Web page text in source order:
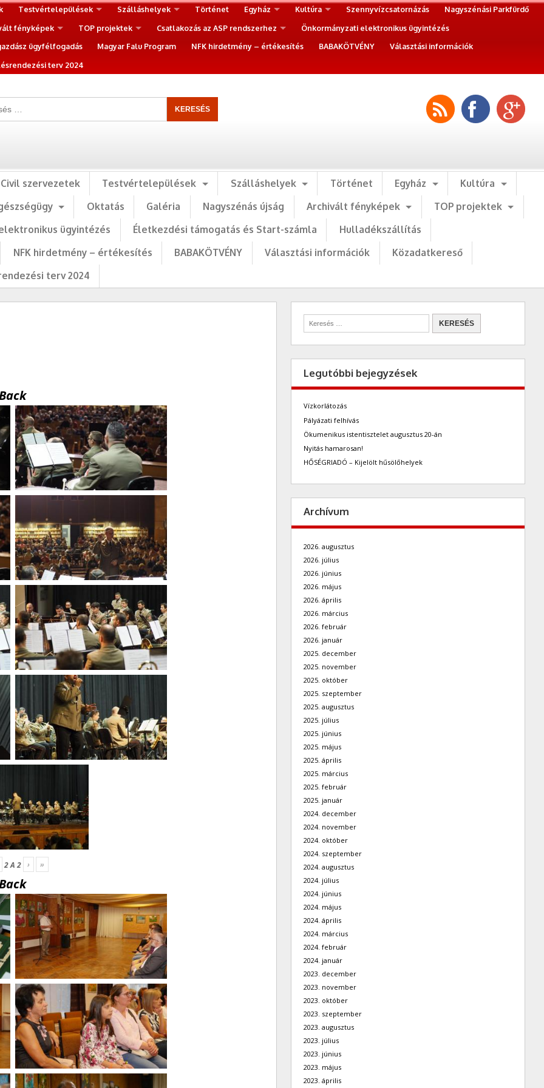
Testvértelepülések Szálláshelyek Történet Egyház Kultúra Szennyvízcsatornázás
Nagyszénási Parkfürdő
fényképek
TOP projektek Csatlakozás az ASP rendszerhez
Önkormányzati elektronikus ügyintézés
ügyfélfogadás
Magyar Falu Program NFK hirdetmény – értékesítés BABAKÖTVÉNY
Választási információk
terv 2024
Civil szervezetek Testvértelepülések Szálláshelyek Történet Egyház
Kultúra
Oktatás Galéria Nagyszénás újság Archivált fényképek
TOP projektek
ügyintézés
Életkezdési támogatás és Start-számla
Hulladékszállítás
NFK hirdetmény – értékesítés
BABAKÖTVÉNY Választási információk
Közadatkereső
terv 2024
2A2 › »
Legutóbbi bejegyzések
Vízkorlátozás
Pályázati felhívás
Ökumenikus istentisztelet augusztus 20-án
Nyitás hamarosan!
HŐSÉGRIADÓ – Kijelölt hűsölőhelyek
Archívum
2026. augusztus
2026. július
2026. június
2026. május
2026. április
2026. március
2026. február
2026. január
2025. december
2025. november
2025. október
2025. szeptember
2025. augusztus
2025. július
2025. június
2025. május
2025. április
2025. március
2025. február
2025. január
2024. december
2024. november
2024. október
2024. szeptember
2024. augusztus
2024. július
2024. június
2024. május
2024. április
2024. március
2024. február
2024. január
2023. december
2023. november
2023. október
2023. szeptember
2023. augusztus
2023. július
2023. június
2023. május
2023. április